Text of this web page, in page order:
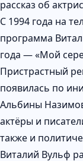
рассказ об
С 1994 года на
программа
года — «Мой
Пристрастный
появилась по
Альбины
актёры и
также и
Виталий Вульф